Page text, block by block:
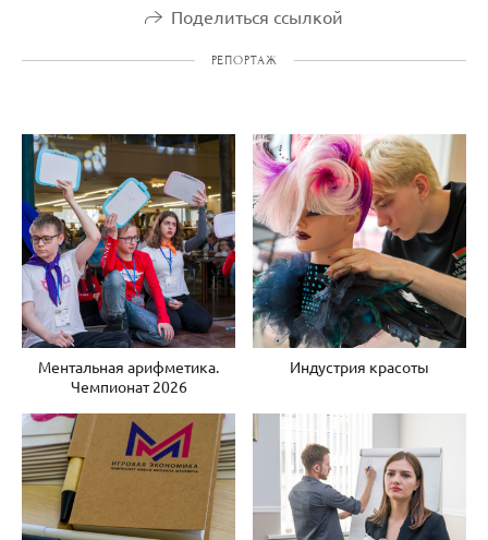
Поделиться ссылкой
РЕПОРТАЖ
Ментальная арифметика.
Чемпионат 2026
Индустрия красоты